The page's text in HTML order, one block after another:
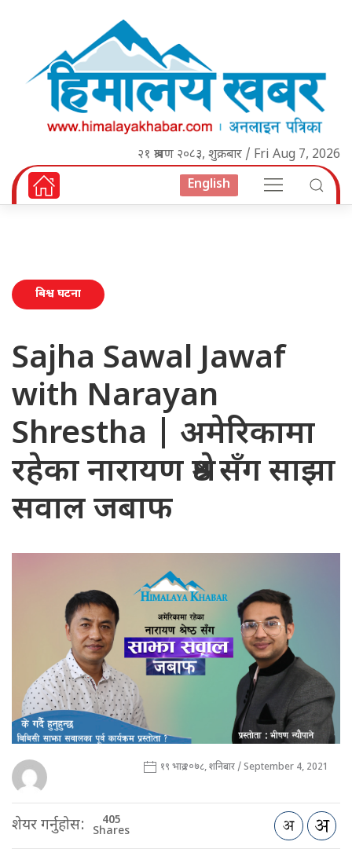
२१ श्रावण २०८३, शुक्रबार / Fri Aug 7, 2026
English
बिश्व घटना
Sajha Sawal Jawaf
with Narayan
Shrestha | अमेरिकामा
रहेका नारायण श्रेष्ठ सँग साझा
सवाल जबाफ
१९ भाद्र २०७८, शनिबार / September 4, 2021
शेयर गर्नुहोस: 405
Shares